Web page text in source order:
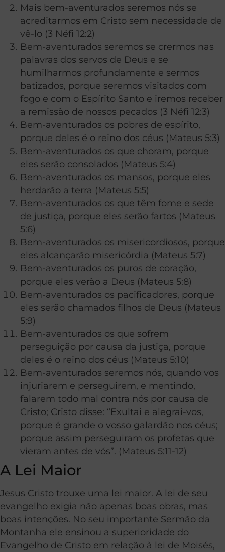
Mais bem-aventurados seremos nós se
acreditarmos em Cristo sem necessidade de
vê-lo (3 Néfi 12:2)
Bem-aventurados seremos se crermos nas
palavras dos servos de Deus e se
humilharmos profundamente e sermos
batizados, porque seremos visitados com
fogo e com o Espírito Santo e iremos receber
a remissão de nossos pecados (3 Néfi 12:3)
Bem-aventurados os pobres de espírito,
porque deles é o reino dos céus (Mateus 5:3)
Bem-aventurados os que choram, porque
eles serão consolados (Mateus 5:4)
Bem-aventurados os mansos, porque eles
herdarão a terra (Mateus 5:5)
Bem-aventurados os que têm fome e sede
de justiça, porque eles serão fartos (Mateus
5:6)
Bem-aventurados os misericordiosos, porque
eles alcançarão misericórdia (Mateus 5:7)
Bem-aventurados os puros de coração,
porque eles verão a Deus (Mateus 5:8)
Bem-aventurados os pacificadores, porque
eles serão chamados filhos de Deus (Mateus
5:9)
Bem-aventurados os que sofrem
perseguição por causa da justiça, porque
deles é o reino dos céus (Mateus 5:10)
Bem-aventurados seremos nós, quando vos
injuriarem e perseguirem, e mentindo,
falarem todo mal contra nós por causa de
Cristo; Cristo disse: “Exultai e alegrai-vos,
porque é grande o vosso galardão nos céus;
porque assim perseguiram os profetas que
vieram antes de vós”. (Mateus 5:11-12)
A Lei Maior
Jesus Cristo trouxe uma lei maior. A lei de seu
evangelho exigia não apenas boas obras, mas
boas intenções. No seu importante Sermão da
Montanha ele ensinou a superioridade do
Evangelho de Cristo em relação à lei de Moisés,